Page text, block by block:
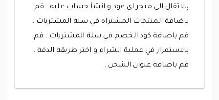
بالاتقال الى متجر اي عود و انشأ حساب عليه . قم
باضافة المنتجات المشتراه في سلة المشتريات .
قم باضافة كود الخصم في سلة المشتريات . قم
بالاستمرار في عملية الشراء و اختر طريقة الدفة .
قم باضافة عنوان الشحن .